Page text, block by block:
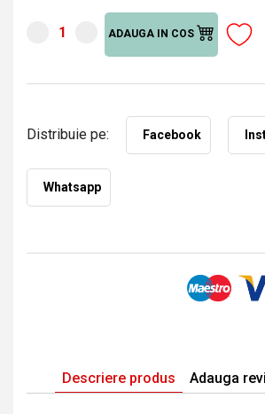
Descriere produs Adauga
ADAUGA IN COS
Distribuie pe: Facebook
Whatsapp